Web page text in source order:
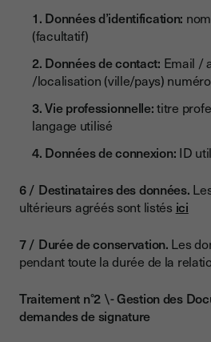
Données d’identification:
(facultatif)
Données de contact: Email /
/localisation (ville/pays)
Vie professionnelle:titre
langage utilisé
Données de connexion: ID
Destinataires des données.
ultérieurs agréés sont listés ici
Durée de conservation. Les
pendant toute la durée de la
Traitement n°2 \- Gestion des
demandes de signature